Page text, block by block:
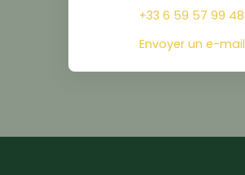
+33 6 59 57 99 48
Envoyer un e-mail